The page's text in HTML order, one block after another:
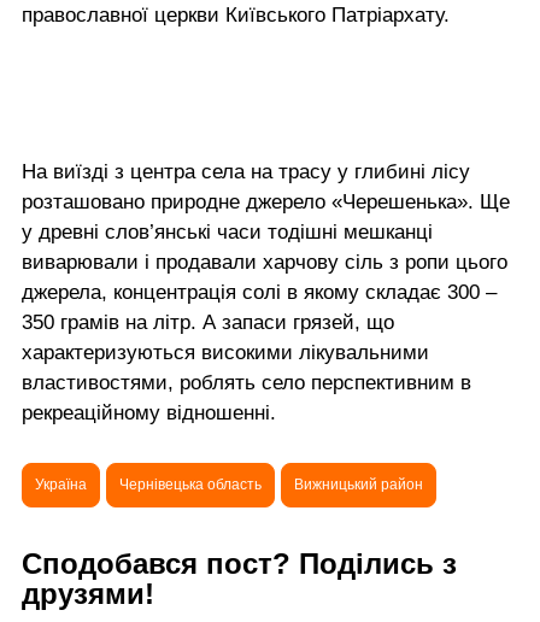
православної церкви Київського Патріархату.
На виїзді з центра села на трасу у глибині лісу
розташовано природне джерело «Черешенька». Ще
у древні слов’янські часи тодішні мешканці
виварювали і продавали харчову сіль з ропи цього
джерела, концентрація солі в якому складає 300 –
350 грамів на літр. А запаси грязей, що
характеризуються високими лікувальними
властивостями, роблять село перспективним в
рекреаційному відношенні.
Україна Чернівецька область Вижницький район
Сподобався пост? Поділись з
друзями!